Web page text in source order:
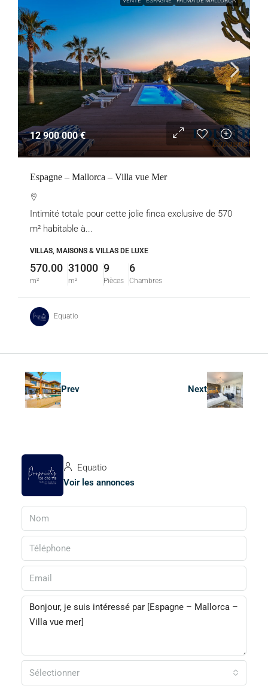
12 900 000 €
Espagne – Mallorca – Villa vue Mer
Intimité totale pour cette jolie finca exclusive de 570
m² habitable à...
VILLAS, MAISONS & VILLAS DE LUXE
570.00
m²
31000
m²
9
Pièces
6
Chambres
Equatio
Prev Next
Equatio
Voir les annonces
Sélectionner